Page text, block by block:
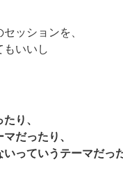
ッションを、
もいいし
り、
だったり、
いっていうテーマだっ